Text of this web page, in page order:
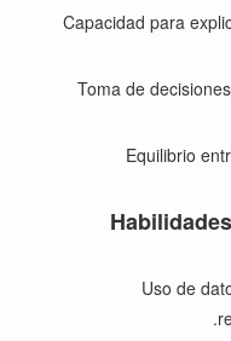
Capacidad para
Toma de
Equilibrio
Uso de